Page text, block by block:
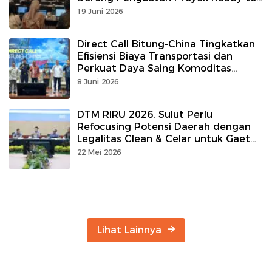
Offer
19 Juni 2026
Direct Call Bitung-China Tingkatkan
Efisiensi Biaya Transportasi dan
Perkuat Daya Saing Komoditas
Unggulan
8 Juni 2026
DTM RIRU 2026, Sulut Perlu
Refocusing Potensi Daerah dengan
Legalitas Clean & Celar untuk Gaet
Investasi
22 Mei 2026
Lihat Lainnya